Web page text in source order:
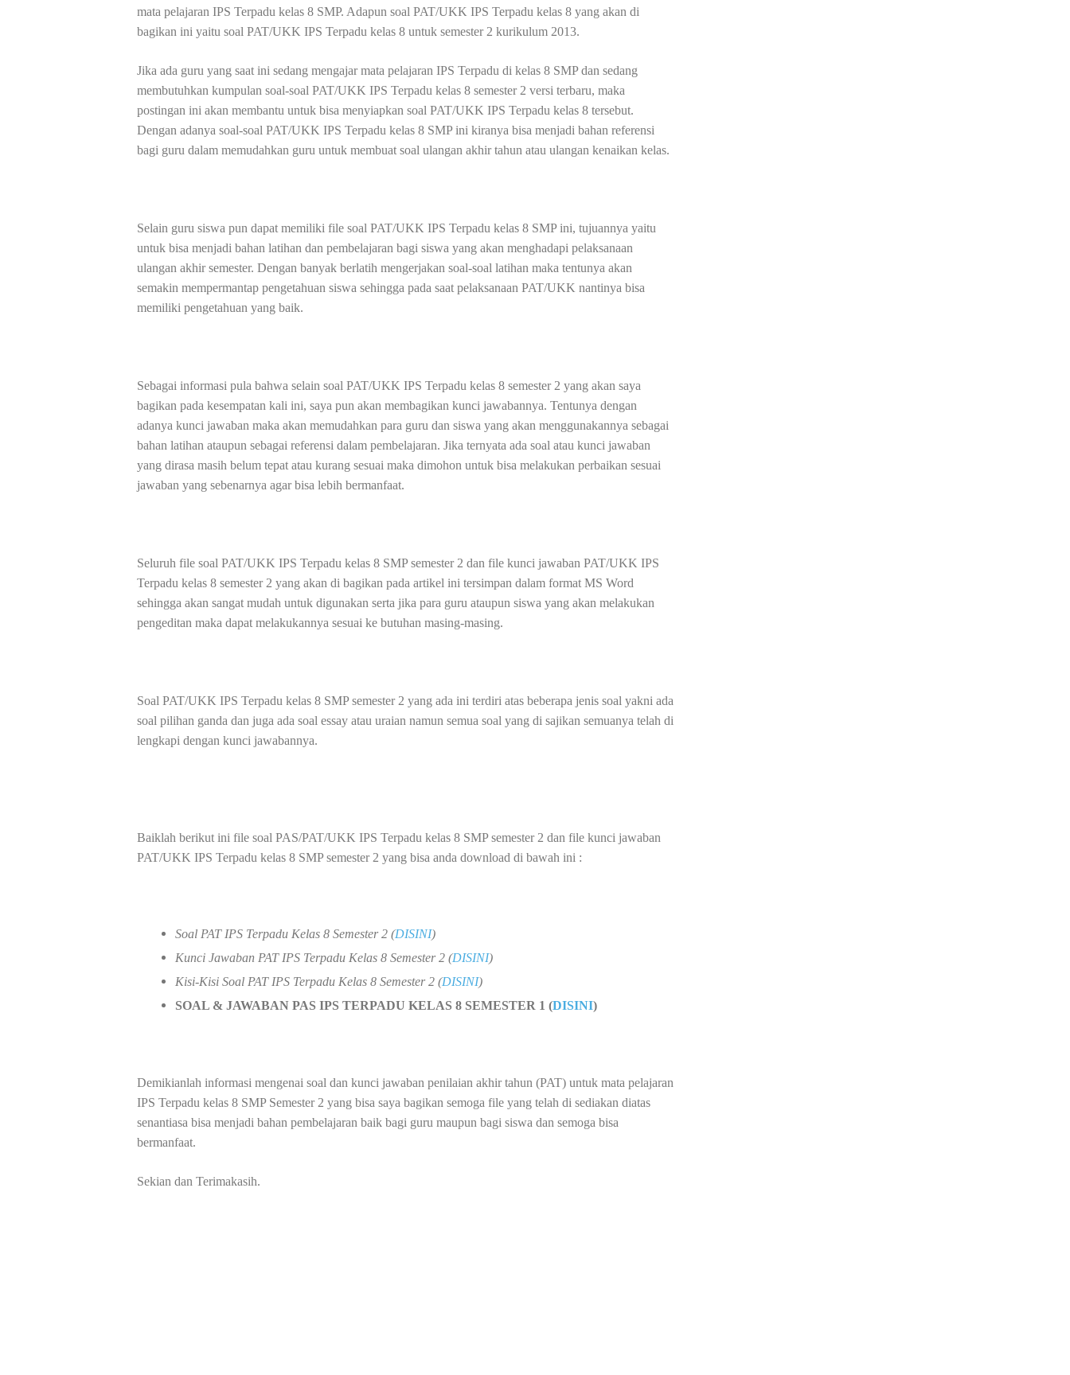
mata pelajaran IPS Terpadu kelas 8 SMP. Adapun soal PAT/UKK IPS Terpadu kelas 8 yang akan di
bagikan ini yaitu soal PAT/UKK IPS Terpadu kelas 8 untuk semester 2 kurikulum 2013.
Jika ada guru yang saat ini sedang mengajar mata pelajaran IPS Terpadu di kelas 8 SMP dan sedang
membutuhkan kumpulan soal-soal PAT/UKK IPS Terpadu kelas 8 semester 2 versi terbaru, maka
postingan ini akan membantu untuk bisa menyiapkan soal PAT/UKK IPS Terpadu kelas 8 tersebut.
Dengan adanya soal-soal PAT/UKK IPS Terpadu kelas 8 SMP ini kiranya bisa menjadi bahan referensi
bagi guru dalam memudahkan guru untuk membuat soal ulangan akhir tahun atau ulangan kenaikan kelas.
Selain guru siswa pun dapat memiliki file soal PAT/UKK IPS Terpadu kelas 8 SMP ini, tujuannya yaitu
untuk bisa menjadi bahan latihan dan pembelajaran bagi siswa yang akan menghadapi pelaksanaan
ulangan akhir semester. Dengan banyak berlatih mengerjakan soal-soal latihan maka tentunya akan
semakin mempermantap pengetahuan siswa sehingga pada saat pelaksanaan PAT/UKK nantinya bisa
memiliki pengetahuan yang baik.
Sebagai informasi pula bahwa selain soal PAT/UKK IPS Terpadu kelas 8 semester 2 yang akan saya
bagikan pada kesempatan kali ini, saya pun akan membagikan kunci jawabannya. Tentunya dengan
adanya kunci jawaban maka akan memudahkan para guru dan siswa yang akan menggunakannya sebagai
bahan latihan ataupun sebagai referensi dalam pembelajaran. Jika ternyata ada soal atau kunci jawaban
yang dirasa masih belum tepat atau kurang sesuai maka dimohon untuk bisa melakukan perbaikan sesuai
jawaban yang sebenarnya agar bisa lebih bermanfaat.
Seluruh file soal PAT/UKK IPS Terpadu kelas 8 SMP semester 2 dan file kunci jawaban PAT/UKK IPS
Terpadu kelas 8 semester 2 yang akan di bagikan pada artikel ini tersimpan dalam format MS Word
sehingga akan sangat mudah untuk digunakan serta jika para guru ataupun siswa yang akan melakukan
pengeditan maka dapat melakukannya sesuai ke butuhan masing-masing.
Soal PAT/UKK IPS Terpadu kelas 8 SMP semester 2 yang ada ini terdiri atas beberapa jenis soal yakni ada
soal pilihan ganda dan juga ada soal essay atau uraian namun semua soal yang di sajikan semuanya telah di
lengkapi dengan kunci jawabannya.
Baiklah berikut ini file soal PAS/PAT/UKK IPS Terpadu kelas 8 SMP semester 2 dan file kunci jawaban
PAT/UKK IPS Terpadu kelas 8 SMP semester 2 yang bisa anda download di bawah ini :
Soal PAT IPS Terpadu Kelas 8 Semester 2 (DISINI)
Kunci Jawaban PAT IPS Terpadu Kelas 8 Semester 2 (DISINI)
Kisi-Kisi Soal PAT IPS Terpadu Kelas 8 Semester 2 (DISINI)
SOAL & JAWABAN PAS IPS TERPADU KELAS 8 SEMESTER 1 (DISINI)
Demikianlah informasi mengenai soal dan kunci jawaban penilaian akhir tahun (PAT) untuk mata pelajaran
IPS Terpadu kelas 8 SMP Semester 2 yang bisa saya bagikan semoga file yang telah di sediakan diatas
senantiasa bisa menjadi bahan pembelajaran baik bagi guru maupun bagi siswa dan semoga bisa
bermanfaat.
Sekian dan Terimakasih.